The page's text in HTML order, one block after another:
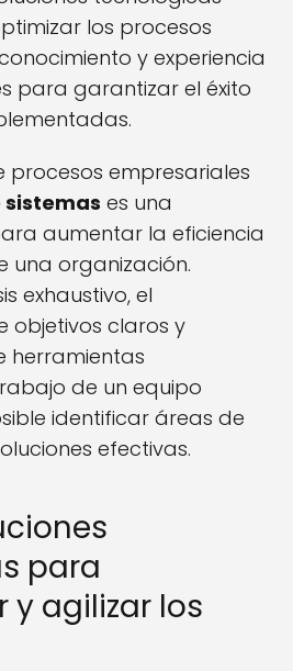
los procesos
y experiencia
para garantizar el éxito
procesos empresariales
es una
aumentar la eficiencia
una organización.
exhaustivo, el
objetivos claros y
herramientas
de un equipo
identificar áreas de
efectivas.
para
agilizar los